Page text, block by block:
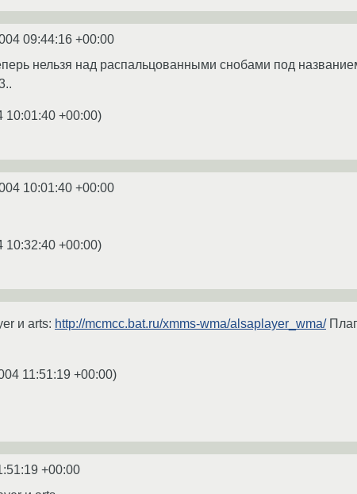
09:44:16 +00:00
нельзя над распальцованными снобами под
10:01:40 +00:00)
10:01:40 +00:00
10:32:40 +00:00)
и arts: http://mcmcc.bat.ru/xmms-wma/alsaplayer_wma/
11:51:19 +00:00)
+00:00